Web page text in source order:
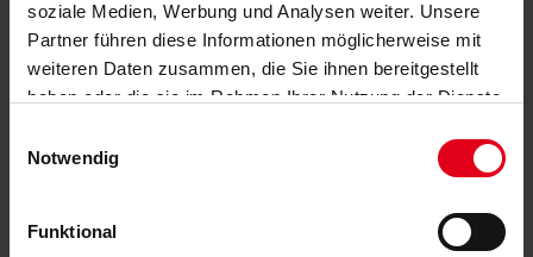
soziale Medien, Werbung und Analysen weiter. Unsere
Partner führen diese Informationen möglicherweise mit
weiteren Daten zusammen, die Sie ihnen bereitgestellt
haben oder die sie im Rahmen Ihrer Nutzung der Dienste
Notwendig
Funktional